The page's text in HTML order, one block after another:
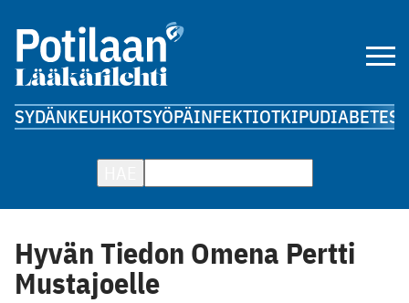
SYDÄNKEUHKOTSYÖPÄINFEKTIOTKIPUDIABETES
Hyvän Tiedon Omena Pertti
Mustajoelle